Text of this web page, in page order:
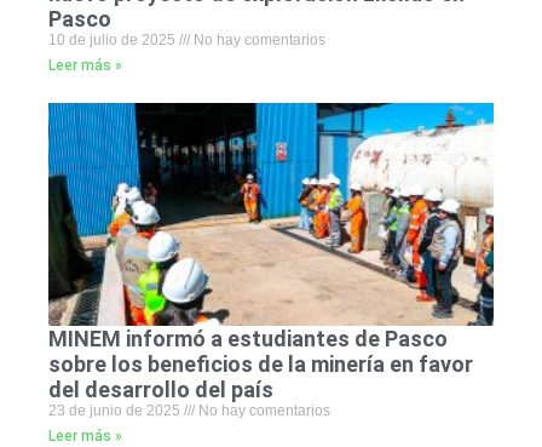
Pasco
10 de julio de 2025
No hay comentarios
Leer más »
MINEM informó a estudiantes de Pasco
sobre los beneficios de la minería en favor
del desarrollo del país
23 de junio de 2025
No hay comentarios
Leer más »